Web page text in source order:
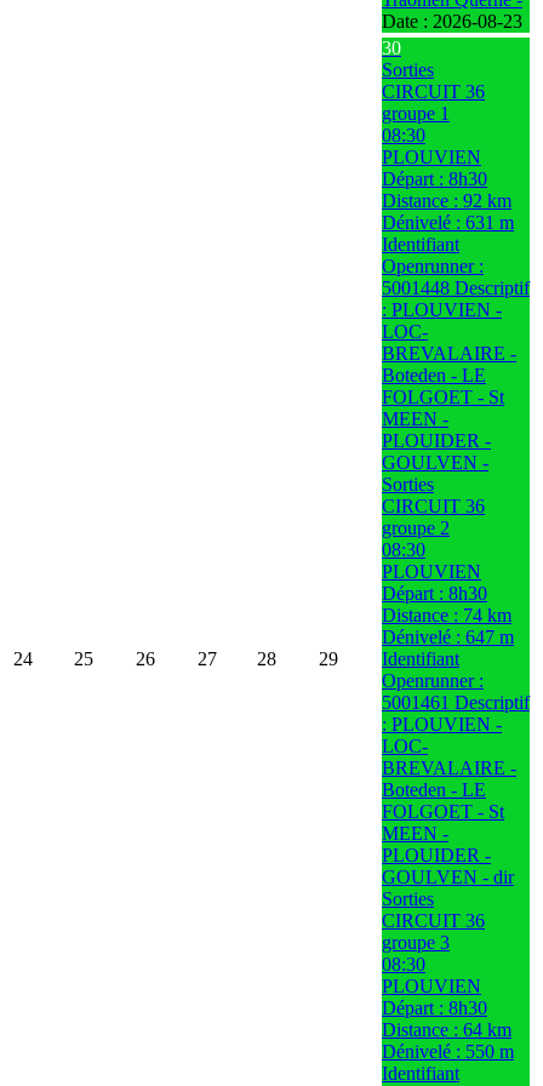
Date : 2026-08-23
24 25 26 27 28 29
30
Sorties
CIRCUIT 36
groupe 1
08:30
PLOUVIEN
Départ : 8h30
Distance : 92 km
Dénivelé : 631 m
Identifiant
Openrunner :
5001448 Descriptif
: PLOUVIEN -
LOC-
BREVALAIRE -
Boteden - LE
FOLGOET - St
MEEN -
PLOUIDER -
GOULVEN -
Sorties
CIRCUIT 36
groupe 2
08:30
PLOUVIEN
Départ : 8h30
Distance : 74 km
Dénivelé : 647 m
Identifiant
Openrunner :
5001461 Descriptif
: PLOUVIEN -
LOC-
BREVALAIRE -
Boteden - LE
FOLGOET - St
MEEN -
PLOUIDER -
GOULVEN - dir
Sorties
CIRCUIT 36
groupe 3
08:30
PLOUVIEN
Départ : 8h30
Distance : 64 km
Dénivelé : 550 m
Identifiant